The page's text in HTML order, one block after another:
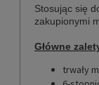
Stosując się
zakupionymi
Główne
trwały